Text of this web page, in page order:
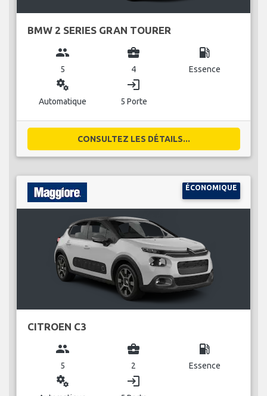
BMW 2 SERIES GRAN TOURER
group
5
business_center
4
local_gas_station
Essence
miscellaneous_services
Automatique
login
5 Porte
CONSULTEZ LES DÉTAILS...
ÉCONOMIQUE
CITROEN C3
group
5
business_center
2
local_gas_station
Essence
miscellaneous_services login